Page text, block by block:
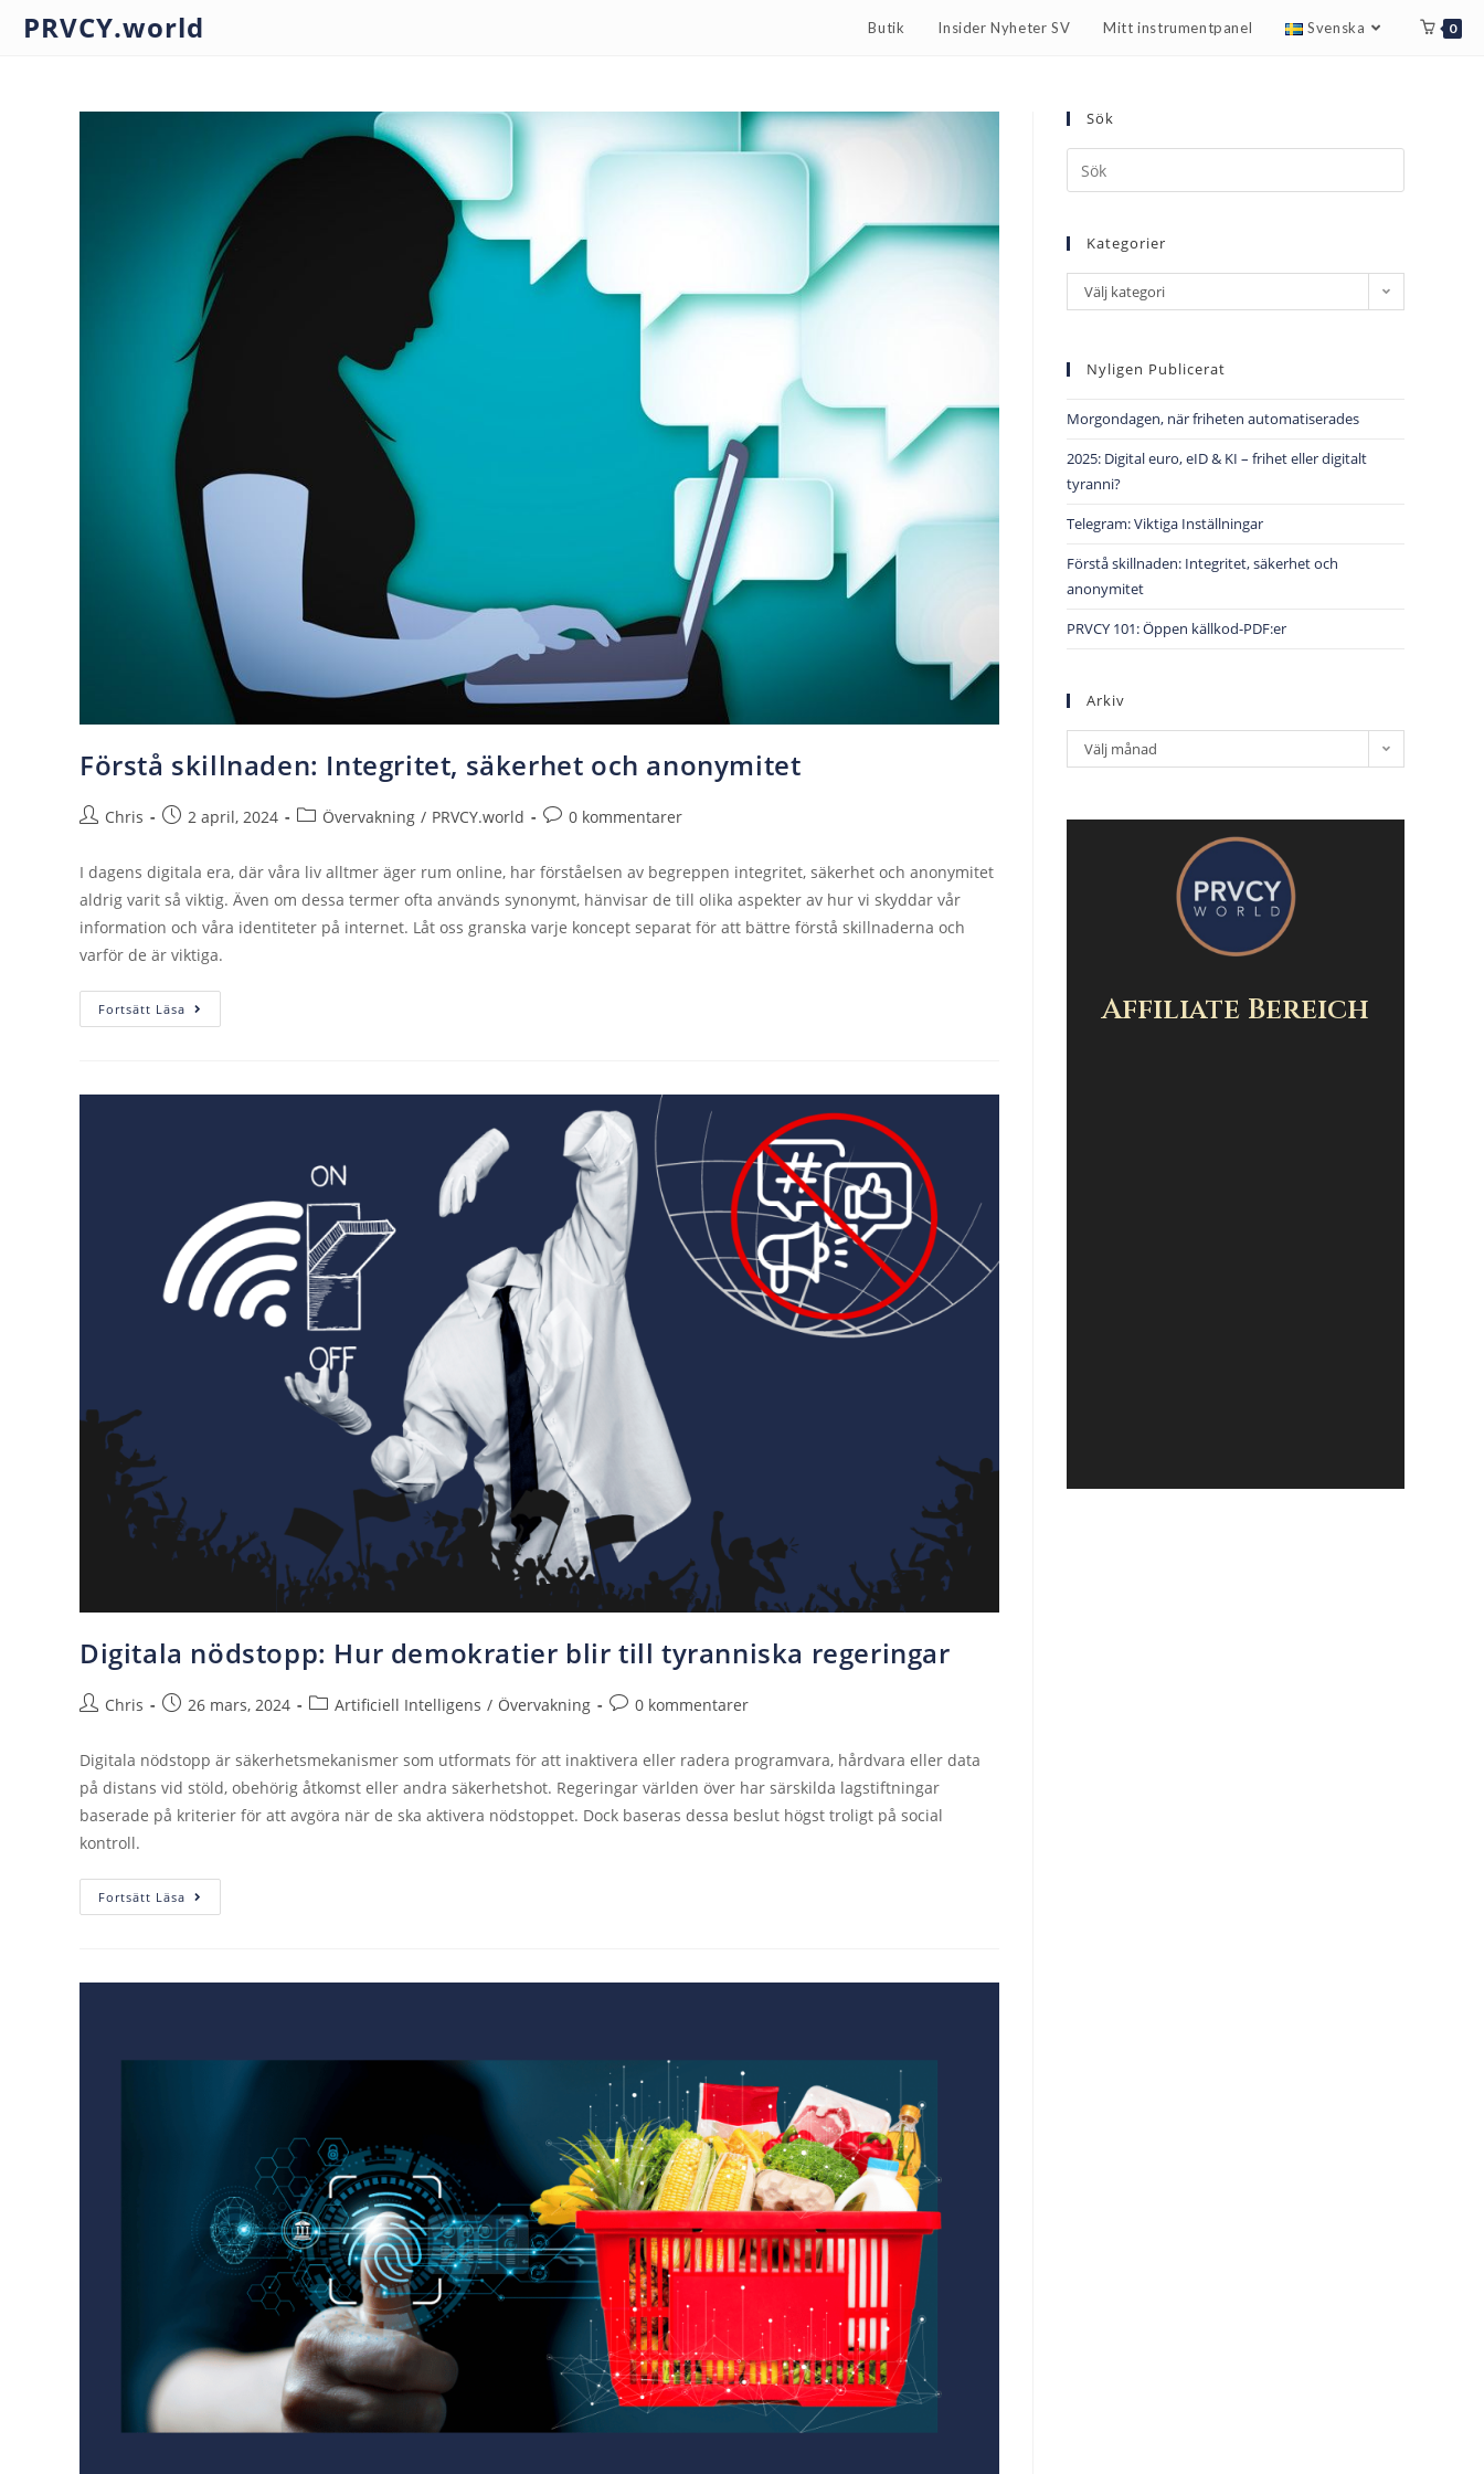
PRVCY.world Butik Insider Nyheter SV Mitt instrumentpanel Svenska 0
Förstå skillnaden: Integritet, säkerhet och anonymitet
Chris 2 april, 2024 Övervakning / PRVCY.world 0 kommentarer
I dagens digitala era, där våra liv alltmer äger rum online, har förståelsen av begreppen integritet, säkerhet och anonymitet
aldrig varit så viktig. Även om dessa termer ofta används synonymt, hänvisar de till olika aspekter av hur vi skyddar vår
information och våra identiteter på internet. Låt oss granska varje koncept separat för att bättre förstå skillnaderna och
varför de är viktiga.
Fortsätt Läsa
Digitala nödstopp: Hur demokratier blir till tyranniska regeringar
Chris 26 mars, 2024 Artificiell Intelligens / Övervakning 0 kommentarer
Digitala nödstopp är säkerhetsmekanismer som utformats för att inaktivera eller radera programvara, hårdvara eller data
på distans vid stöld, obehörig åtkomst eller andra säkerhetshot. Regeringar världen över har särskilda lagstiftningar
baserade på kriterier för att avgöra när de ska aktivera nödstoppet. Dock baseras dessa beslut högst troligt på social
kontroll.
Fortsätt Läsa
Sök
Kategorier
Välj kategori
Nyligen Publicerat
Morgondagen, när friheten automatiserades
2025: Digital euro, eID & KI – frihet eller digitalt
tyranni?
Telegram: Viktiga Inställningar
Förstå skillnaden: Integritet, säkerhet och
anonymitet
PRVCY 101: Öppen källkod-PDF:er
Arkiv
Välj månad
Affiliate Bereich